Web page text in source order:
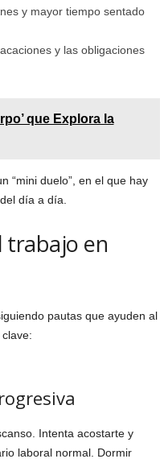
y mayor tiempo sentado
y las obligaciones
que Explora la
“mini duelo”, en el que hay
día a día.
trabajo en
pautas que ayuden al
Intenta acostarte y
laboral normal. Dormir